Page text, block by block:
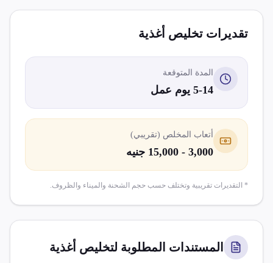
تقديرات تخليص أغذية
المدة المتوقعة
5-14 يوم عمل
أتعاب المخلص (تقريبي)
3,000 - 15,000 جنيه
* التقديرات تقريبية وتختلف حسب حجم الشحنة والميناء والظروف.
المستندات المطلوبة لتخليص أغذية